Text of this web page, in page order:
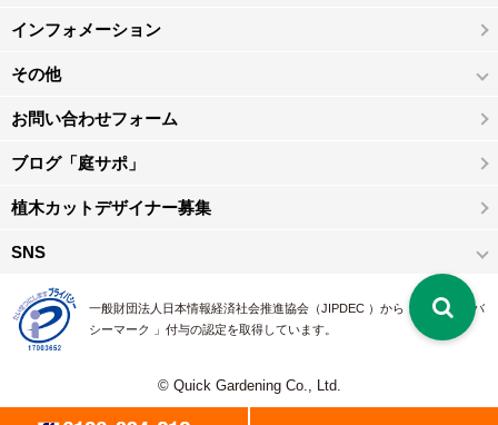
インフォメーション
その他
お問い合わせフォーム
ブログ「庭サポ」
植木カットデザイナー募集
SNS
一般財団法人日本情報経済社会推進協会（JIPDEC ）から 、「 プライバ
シーマーク 」付与の認定を取得しています。
© Quick Gardening Co., Ltd.